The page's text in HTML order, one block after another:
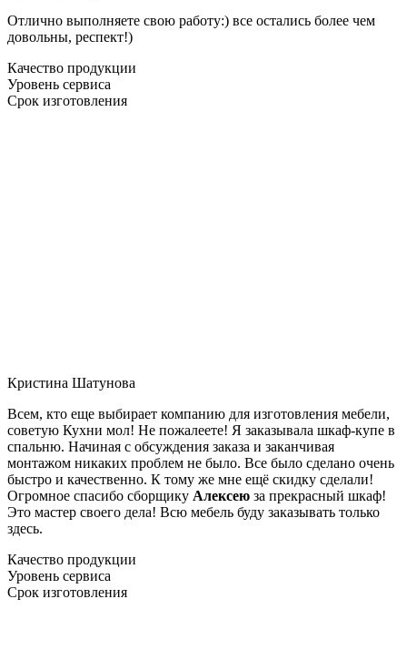
Отлично выполняете свою работу:) все остались более чем
довольны, респект!)
Качество продукции
Уровень сервиса
Срок изготовления
Кристина Шатунова
Всем, кто еще выбирает компанию для изготовления мебели,
советую Кухни мол! Не пожалеете! Я заказывала шкаф-купе в
спальню. Начиная с обсуждения заказа и заканчивая
монтажом никаких проблем не было. Все было сделано очень
быстро и качественно. К тому же мне ещё скидку сделали!
Огромное спасибо сборщику Алексею за прекрасный шкаф!
Это мастер своего дела! Всю мебель буду заказывать только
здесь.
Качество продукции
Уровень сервиса
Срок изготовления